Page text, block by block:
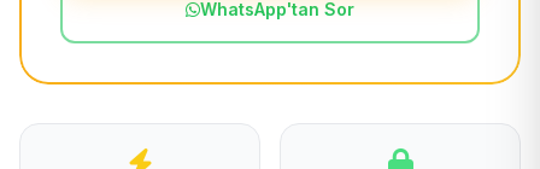
WhatsApp'tan Sor